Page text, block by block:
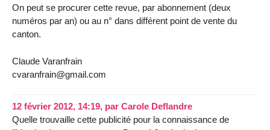
On peut se procurer cette revue, par abonnement (deux
numéros par an) ou au n° dans différent point de vente du
canton.
Claude Varanfrain
cvaranfrain@gmail.com
12 février 2012, 14:19, par Carole Deflandre
Quelle trouvaille cette publicité pour la connaissance de